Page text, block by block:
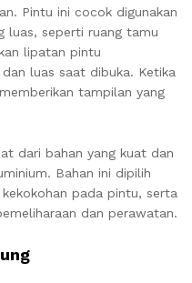
Pintu ini cocok digunakan
luas, seperti ruang tamu
lipatan pintu
luas saat dibuka. Ketika
tampilan yang
dari bahan yang kuat dan
Bahan ini dipilih
pada pintu, serta
dan perawatan.